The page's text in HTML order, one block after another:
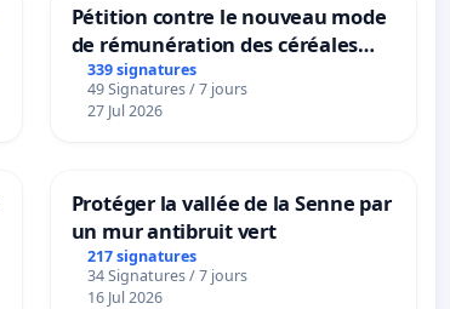
Pétition contre le nouveau mode
de rémunération des céréales
panifiables de Swiss granum basé
sur la teneur en protéines
339 signatures
49 Signatures / 7 jours
27 Jul 2026
Protéger la vallée de la Senne par
un mur antibruit vert
217 signatures
34 Signatures / 7 jours
16 Jul 2026